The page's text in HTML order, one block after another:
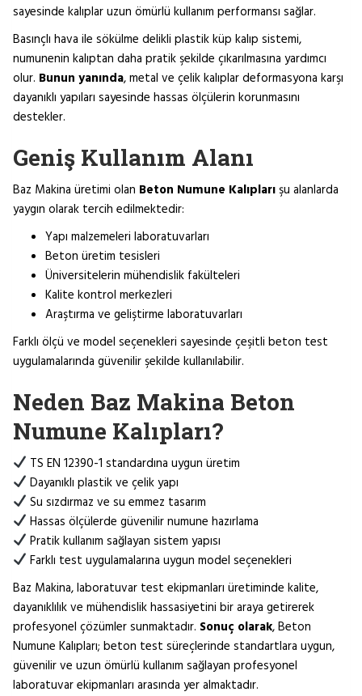
sayesinde kalıplar uzun ömürlü kullanım performansı sağlar.
Basınçlı hava ile sökülme delikli plastik küp kalıp sistemi,
numunenin kalıptan daha pratik şekilde çıkarılmasına yardımcı
olur. Bunun yanında, metal ve çelik kalıplar deformasyona karşı
dayanıklı yapıları sayesinde hassas ölçülerin korunmasını
destekler.
Geniş Kullanım Alanı
Baz Makina üretimi olan Beton Numune Kalıplarışu alanlarda
yaygın olarak tercih edilmektedir:
Yapı malzemeleri laboratuvarları
Beton üretim tesisleri
Üniversitelerin mühendislik fakülteleri
Kalite kontrol merkezleri
Araştırma ve geliştirme laboratuvarları
Farklı ölçü ve model seçenekleri sayesinde çeşitli beton test
uygulamalarında güvenilir şekilde kullanılabilir.
Neden Baz Makina Beton
Numune Kalıpları?
TS EN 12390-1 standardına uygun üretim
Dayanıklı plastik ve çelik yapı
Su sızdırmaz ve su emmez tasarım
Hassas ölçülerde güvenilir numune hazırlama
Pratik kullanım sağlayan sistem yapısı
Farklı test uygulamalarına uygun model seçenekleri
Baz Makina, laboratuvar test ekipmanları üretiminde kalite,
dayanıklılık ve mühendislik hassasiyetini bir araya getirerek
profesyonel çözümler sunmaktadır. Sonuç olarak, Beton
Numune Kalıpları; beton test süreçlerinde standartlara uygun,
güvenilir ve uzun ömürlü kullanım sağlayan profesyonel
laboratuvar ekipmanları arasında yer almaktadır.